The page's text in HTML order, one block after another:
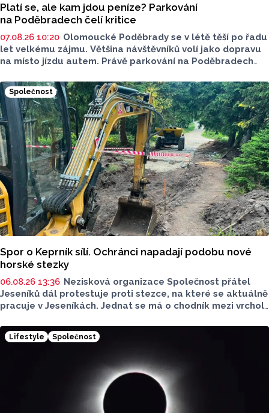
Platí se, ale kam jdou peníze? Parkování
na Poděbradech čelí kritice
07.08.26 10:20 Olomoucké Poděbrady se v létě těší po řadu
let velkému zájmu. Většina návštěvníků volí jako dopravu
na místo jízdu autem. Právě parkování na Poděbradech
Na konci června vznikla na Facebooku stránka s názvem
Poděbrady bez závor a nelegálního parkovného, která
upozorňuje na nevyhovujcí situaci s parkováním
u oblíbeného olomouckého letoviska. Za iniciativou stojí
zastupitel města Olomouce, na jeho přání nebudeme
uvádět jeho identitu.
Společnost
Spor o Keprník sílí. Ochránci napadají podobu nové
horské stezky
06.08.26 13:36 Nezisková organizace Společnost přátel
Jeseníků dál protestuje proti stezce, na které se aktuálně
pracuje v Jeseníkách. Jednat se má o chodník mezi vrcholy
chodníku se podle odborníků příroda jen poškodí, chodník
mezi vrcholy podle nich není nutný.
Lifestyle Společnost